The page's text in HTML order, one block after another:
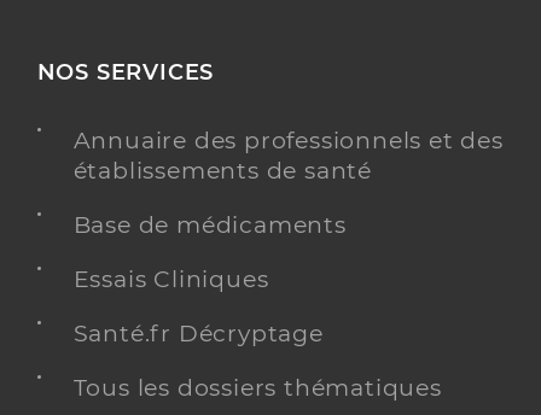
NOS SERVICES
Annuaire des professionnels et des
établissements de santé
Base de médicaments
Essais Cliniques
Santé.fr Décryptage
Tous les dossiers thématiques